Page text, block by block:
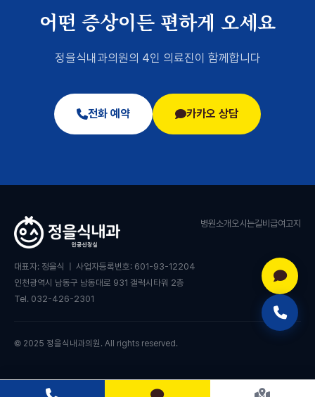
어떤 증상이든 편하게 오세요
정을식내과의원의 4인 의료진이 함께합니다
전화 예약 카카오 상담
대표자: 정을식 | 사업자등록번호: 601-93-12204
인천광역시 남동구 남동대로 931 갤럭시타워 2층
Tel. 032-426-2301
병원소개오시는길비급여고지
© 2025 정을식내과의원. All rights reserved.